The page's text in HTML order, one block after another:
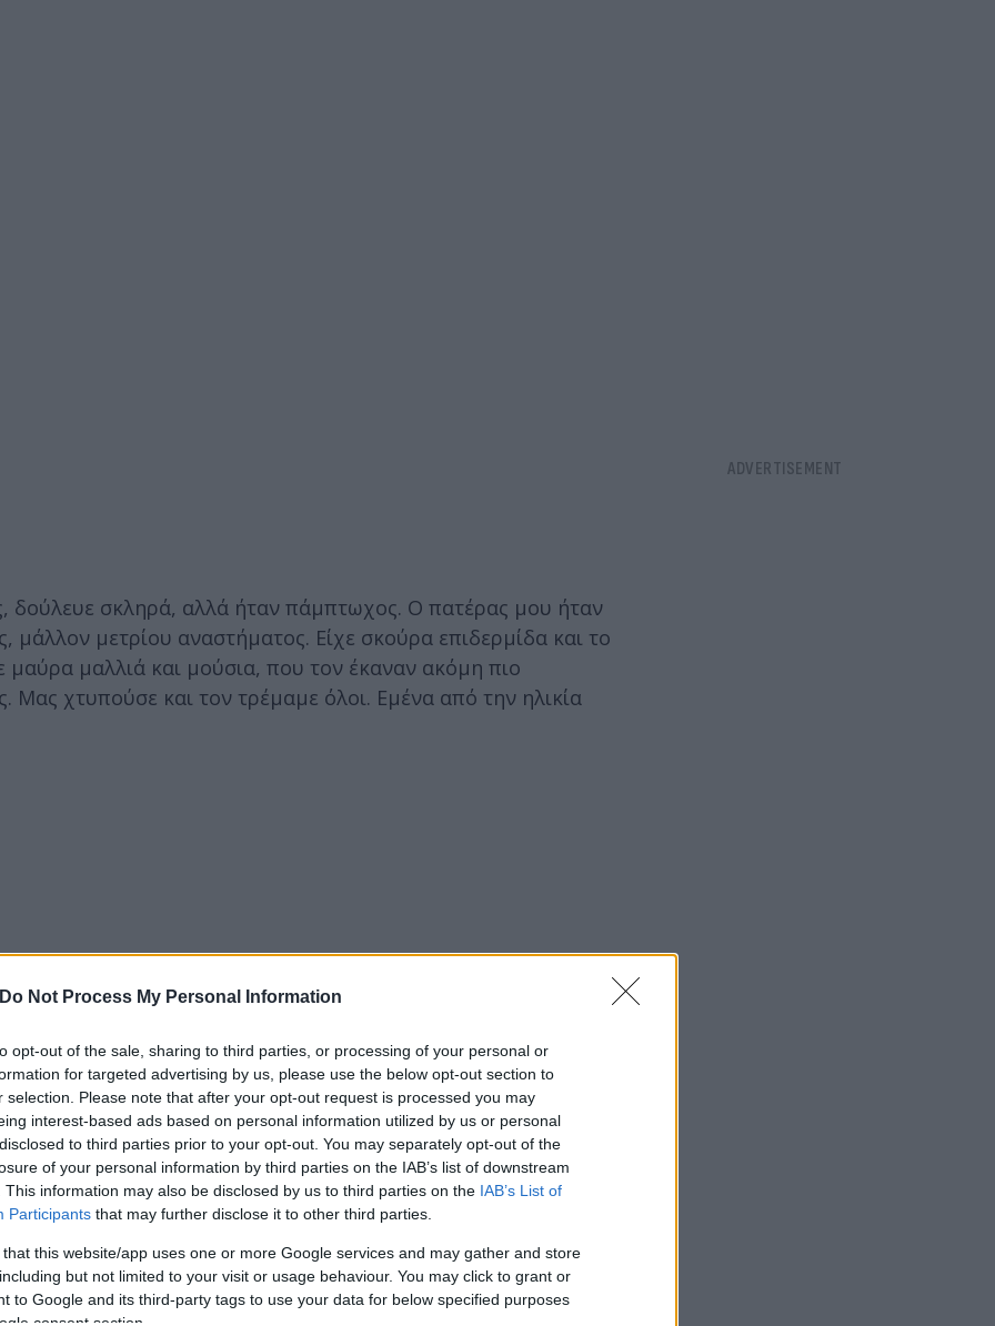
Do Not Process My Personal Information
opt-out of the sale, sharing to third parties, or processing of your personal or
for targeted advertising by us, please use the below opt-out section to
selection. Please note that after your opt-out request is processed you may
interest-based ads based on personal information utilized by us or personal
to third parties prior to your opt-out. You may separately opt-out of the
of your personal information by third parties on the IAB’s list of downstream
This information may also be disclosed by us to third parties on the IAB’s List of
Participants that may further disclose it to other third parties.
that this website/app uses one or more Google services and may gather and store
but not limited to your visit or usage behaviour. You may click to grant or
to Google and its third-party tags to use your data for below specified purposes
consent section.
δούλευε σκληρά, αλλά ήταν πάμπτωχος. Ο πατέρας μου ήταν
μετρίου αναστήματος. Είχε σκούρα επιδερμίδα και το
μαύρα μαλλιά και μούσια, που τον έκαναν ακόμη πιο
Μας χτυπούσε και τον τρέμαμε όλοι. Εμένα από την ηλικία
όνειρα και τους στόχους μου